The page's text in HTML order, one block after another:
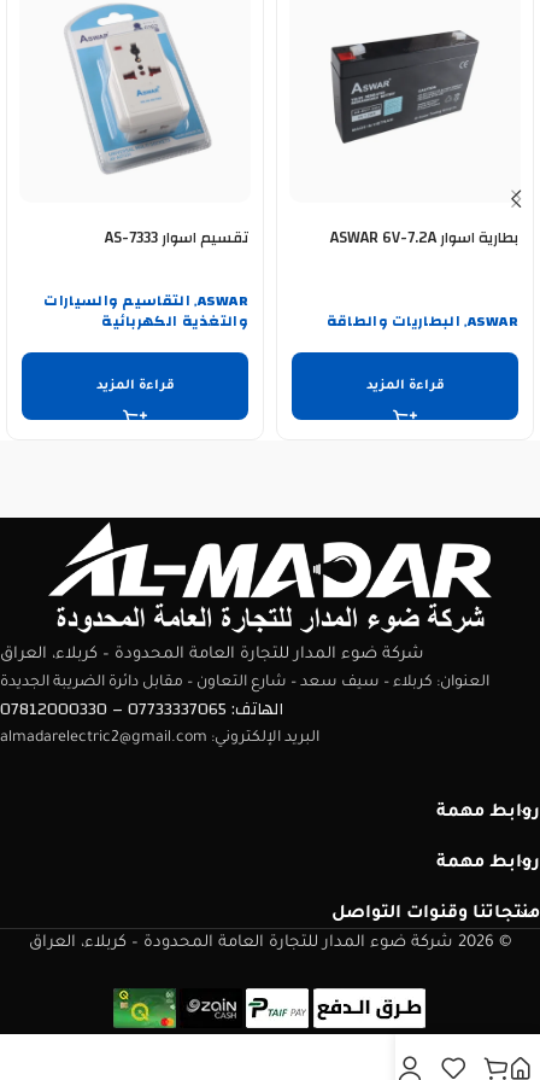
بطارية اسوار ASWAR 6V-7.2A
ASWAR
, البطاريات والطاقة
قراءة المزيد
تقسيم اسوار AS-7333
ASWAR
, التقاسيم والسيارات
والتغذية الكهربائية
قراءة المزيد
شركة ضوء المدار للتجارة العامة المحدودة – كربلاء، العراق
العنوان: كربلاء – سيف سعد – شارع التعاون – مقابل دائرة الضريبة الجديدة
الهاتف: 07733337065 – 07812000330
البريد الإلكتروني: almadarelectric2@gmail.com
روابط مهمة
روابط مهمة
منتجاتنا وقنوات التواصل
© 2026 شركة ضوء المدار للتجارة العامة المحدودة – كربلاء، العراق